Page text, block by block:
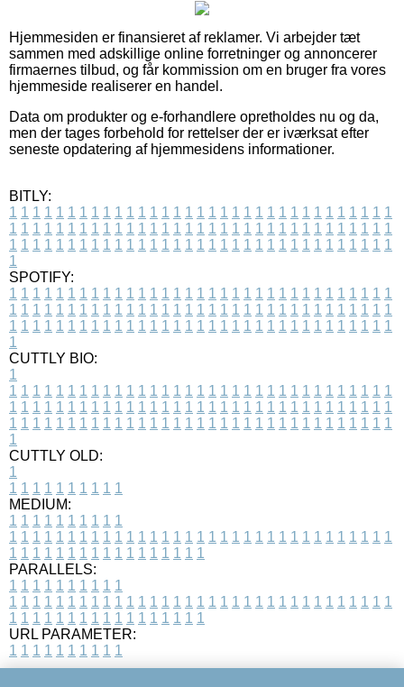
Hjemmesiden er finansieret af reklamer. Vi arbejder tæt
sammen med adskillige online forretninger og annoncerer
firmaernes tilbud, og får kommission om en bruger fra vores
hjemmeside realiserer en handel.
Data om produkter og e-forhandlere opretholdes nu og da,
men der tages forbehold for rettelser der er iværksat efter
seneste opdatering af hjemmesidens informationer.
BITLY:
1 1 1 1 1 1 1 1 1 1 1 1 1 1 1 1 1 1 1 1 1 1 1 1 1 1 1 1 1 1 1 1 1
1 1 1 1 1 1 1 1 1 1 1 1 1 1 1 1 1 1 1 1 1 1 1 1 1 1 1 1 1 1 1 1 1
1 1 1 1 1 1 1 1 1 1 1 1 1 1 1 1 1 1 1 1 1 1 1 1 1 1 1 1 1 1 1 1 1
1
SPOTIFY:
1 1 1 1 1 1 1 1 1 1 1 1 1 1 1 1 1 1 1 1 1 1 1 1 1 1 1 1 1 1 1 1 1
1 1 1 1 1 1 1 1 1 1 1 1 1 1 1 1 1 1 1 1 1 1 1 1 1 1 1 1 1 1 1 1 1
1 1 1 1 1 1 1 1 1 1 1 1 1 1 1 1 1 1 1 1 1 1 1 1 1 1 1 1 1 1 1 1 1
1
CUTTLY BIO:
1
1 1 1 1 1 1 1 1 1 1 1 1 1 1 1 1 1 1 1 1 1 1 1 1 1 1 1 1 1 1 1 1 1
1 1 1 1 1 1 1 1 1 1 1 1 1 1 1 1 1 1 1 1 1 1 1 1 1 1 1 1 1 1 1 1 1
1 1 1 1 1 1 1 1 1 1 1 1 1 1 1 1 1 1 1 1 1 1 1 1 1 1 1 1 1 1 1 1 1
1
CUTTLY OLD:
1
1 1 1 1 1 1 1 1 1 1
MEDIUM:
1 1 1 1 1 1 1 1 1 1
1 1 1 1 1 1 1 1 1 1 1 1 1 1 1 1 1 1 1 1 1 1 1 1 1 1 1 1 1 1 1 1 1
1 1 1 1 1 1 1 1 1 1 1 1 1 1 1 1 1
PARALLELS:
1 1 1 1 1 1 1 1 1 1
1 1 1 1 1 1 1 1 1 1 1 1 1 1 1 1 1 1 1 1 1 1 1 1 1 1 1 1 1 1 1 1 1
1 1 1 1 1 1 1 1 1 1 1 1 1 1 1 1 1
URL PARAMETER:
1 1 1 1 1 1 1 1 1 1